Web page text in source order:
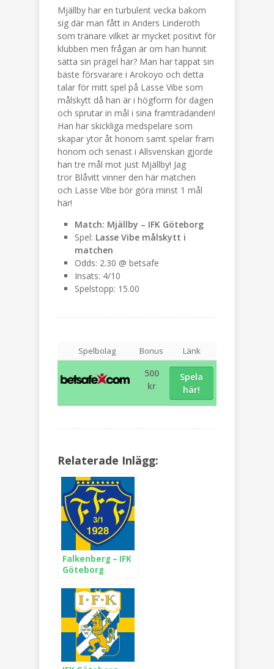
Mjällby har en turbulent vecka bakom
sig där man fått in Anders Linderoth
som tränare vilket är mycket positivt för
klubben men frågan är om han hunnit
sätta sin prägel här? Man har tappat sin
bäste försvarare i Arokoyo och detta
talar för mitt spel på Lasse Vibe som
målskytt då han är i högform för dagen
och sprutar in mål i sina framträdanden!
Han har skickliga medspelare som
skapar ytor åt honom samt spelar fram
honom och senast i Allsvenskan gjorde
han tre mål mot just Mjällby! Jag
tror Blåvitt vinner den här matchen
och Lasse Vibe bör göra minst 1 mål
här!
Match: Mjällby – IFK Göteborg
Spel: Lasse Vibe målskytt i
matchen
Odds: 2.30 @ betsafe
Insats: 4/10
Spelstopp: 15.00
Spelbolag Bonus Länk
500
kr
Spela
här!
Relaterade Inlägg:
Falkenberg – IFK
Göteborg